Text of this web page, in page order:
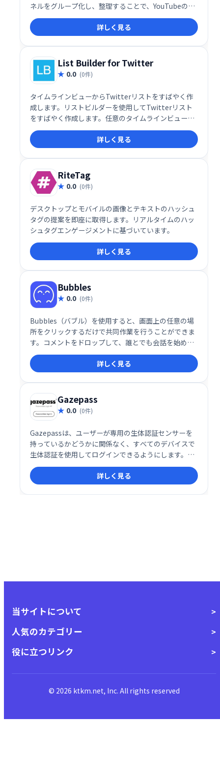
ネルをグループ化し、整理することで、YouTubeのイ
ンターフェース上で効率的に管理できます。煩雑なサ
ブスクリプション管理をシンプルに、快適に。
詳しく見る
List Builder for Twitter
0.0 (0件)
タイムラインビューからTwitterリストをすばやく作
成します。リストビルダーを使用してTwitterリスト
をすばやく作成します。任意のタイムラインビューか
ら表示され、画面上の個々のツイートまたはすべてを
選択して、ユーザーをリストの1つに含めることがで
きます。
詳しく見る
RiteTag
0.0 (0件)
デスクトップとモバイルの画像とテキストのハッシュ
タグの提案を即座に取得します。リアルタイムのハッ
シュタグエンゲージメントに基づいています。
詳しく見る
Bubbles
0.0 (0件)
Bubbles（バブル）を使用すると、画面上の任意の場
所をクリックするだけで共同作業を行うことができま
す。コメントをドロップして、誰とでも会話を始めま
しょう。クリック、コメント、共有と同じくらい簡単
です。
詳しく見る
Gazepass
0.0 (0件)
Gazepassは、ユーザーが専用の生体認証センサーを
持っているかどうかに関係なく、すべてのデバイスで
生体認証を使用してログインできるようにします。ウ
ェブサイトまたはアプリでパスワードなしのログイン
を有効にします。
詳しく見る
当サイトについて
人気のカテゴリー
役に立つリンク
© 2026 ktkm.net, Inc. All rights reserved